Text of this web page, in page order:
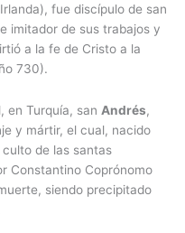
fue discípulo de san
imitador de sus trabajos y
a la fe de Cristo a la
730).
en Turquía, san Andrés,
y mártir, el cual, nacido
de las santas
Constantino Coprónomo
siendo precipitado